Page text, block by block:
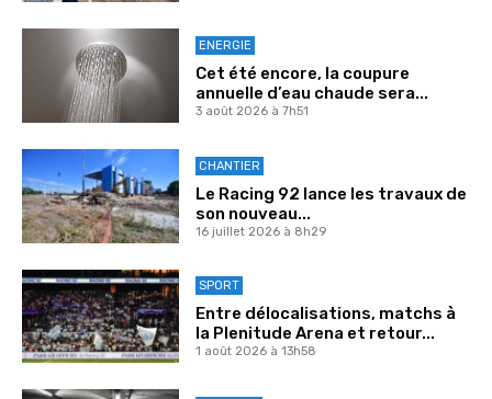
ENERGIE
Cet été encore, la coupure
annuelle d’eau chaude sera...
3 août 2026 à 7h51
CHANTIER
Le Racing 92 lance les travaux de
son nouveau...
16 juillet 2026 à 8h29
SPORT
Entre délocalisations, matchs à
la Plenitude Arena et retour...
1 août 2026 à 13h58